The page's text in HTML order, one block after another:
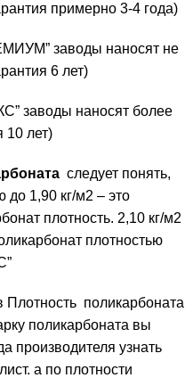
примерно 3-4 года)
заводы наносят не
6 лет)
заводы наносят более
10 лет)
следует понять,
до 1,90 кг/м2 – это
плотность. 2,10 кг/м2
плотностью
Плотность поликарбоната
поликарбоната вы
производителя узнать
а по плотности